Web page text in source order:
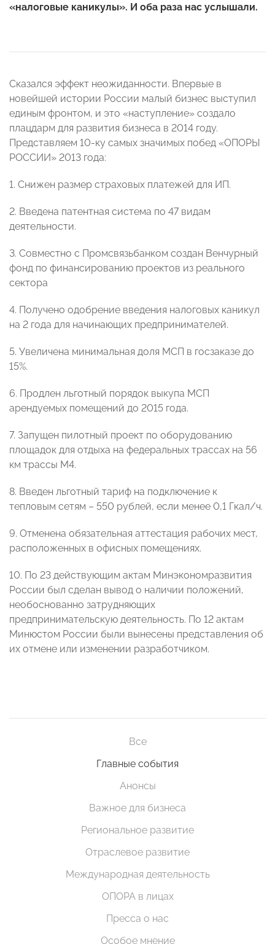
«налоговые каникулы». И оба раза нас услышали.
Сказался эффект неожиданности. Впервые в
новейшей истории России малый бизнес выступил
единым фронтом, и это «наступление» создало
плацдарм для развития бизнеса в 2014 году.
Представляем 10-ку самых значимых побед «ОПОРЫ
РОССИИ» 2013 года:
1. Снижен размер страховых платежей для ИП.
2. Введена патентная система по 47 видам
деятельности.
3. Совместно с Промсвязьбанком создан Венчурный
фонд по финансированию проектов из реального
сектора
4. Получено одобрение введения налоговых каникул
на 2 года для начинающих предпринимателей.
5. Увеличена минимальная доля МСП в госзаказе до
15%.
6. Продлен льготный порядок выкупа МСП
арендуемых помещений до 2015 года.
7. Запущен пилотный проект по оборудованию
площадок для отдыха на федеральных трассах на 56
км трассы М4.
8. Введен льготный тариф на подключение к
тепловым сетям – 550 рублей, если менее 0,1 Гкал/ч.
9. Отменена обязательная аттестация рабочих мест,
расположенных в офисных помещениях.
10. По 23 действующим актам Минэкономразвития
России был сделан вывод о наличии положений,
необоснованно затрудняющих
предпринимательскую деятельность. По 12 актам
Минюстом России были вынесены представления об
их отмене или изменении разработчиком.
Все
Главные события
Анонсы
Важное для бизнеса
Региональное развитие
Отраслевое развитие
Международная деятельность
ОПОРА в лицах
Пресса о нас
Особое мнение